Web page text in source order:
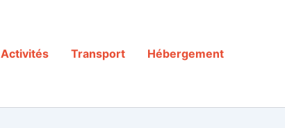
Activités Transport Hébergement